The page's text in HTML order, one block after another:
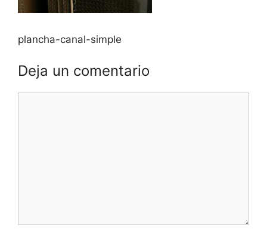
plancha-canal-simple
Deja un comentario